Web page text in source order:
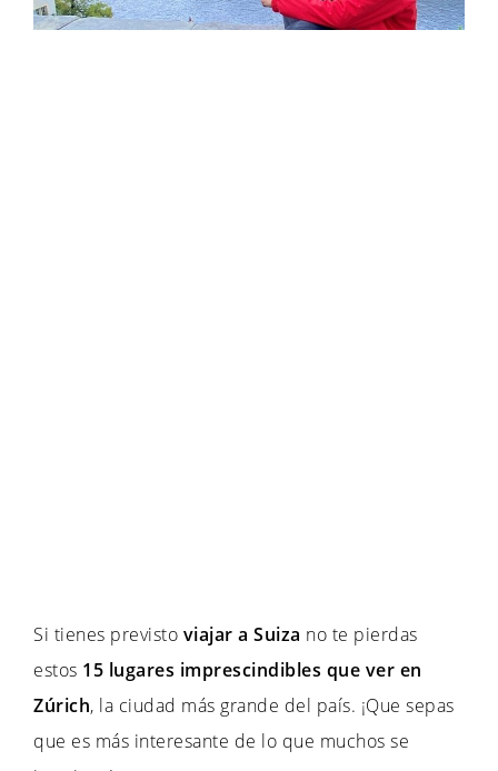
Si tienes previsto viajar a Suiza no te pierdas
estos 15 lugares imprescindibles que ver en
Zúrich, la ciudad más grande del país. ¡Que sepas
que es más interesante de lo que muchos se